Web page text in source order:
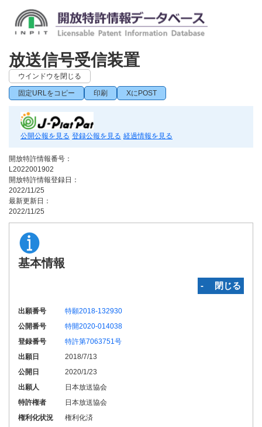
放送信号受信装置
ウインドウを閉じる
固定URLをコピー 印刷 XにPOST
公開公報を見る 登録公報を見る 経過情報を見る
開放特許情報番号：
L2022001902
開放特許情報登録日：
2022/11/25
最新更新日：
2022/11/25
基本情報
‐ 閉じる
出願番号
特願2018-132930
公開番号
特開2020-014038
登録番号
特許第7063751号
出願日
2018/7/13
公開日
2020/1/23
出願人
日本放送協会
特許権者
日本放送協会
権利化状況
権利化済